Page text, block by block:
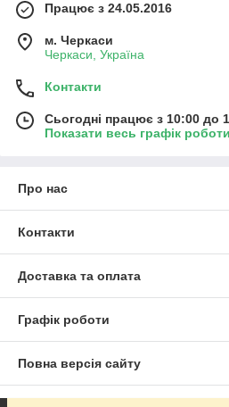
Працює з 24.05.2016
м. Черкаси
Черкаси, Україна
Контакти
Сьогодні працює з 10:00 до
Показати весь графік роботи
Про нас
Контакти
Доставка та оплата
Графік роботи
Повна версія сайту